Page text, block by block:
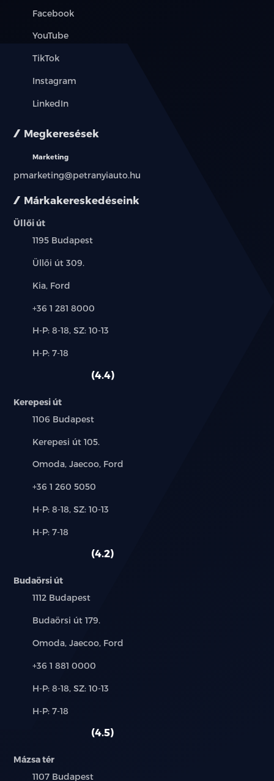
Márkakereskedéseink
Üllői út
Település:
1195 Budapest
Cím:
Üllői út 309.
Márkák:
Kia, Ford
Telefon:
+36 1 281 8000
Új-
használt
H-P: 8-18, SZ: 10-13
Alkatrész,
H-P: 7-18
4.4
Kerepesi út
Település:
1106 Budapest
Cím:
Kerepesi út 105.
Márkák:
Omoda, Jaecoo, Ford
Telefon:
+36 1 260 5050
Új-
használt
H-P: 8-18, SZ: 10-13
Alkatrész,
H-P: 7-18
4.2
Budaörsi út
Település:
1112 Budapest
Cím:
Budaörsi út 179.
Márkák:
Omoda, Jaecoo, Ford
Telefon:
+36 1 881 0000
Új-
használt
H-P: 8-18, SZ: 10-13
Alkatrész,
H-P: 7-18
4.5
Mázsa tér
Település:
1107 Budapest
Facebook
YouTube
TikTok
Instagram
LinkedIn
Megkeresések
Marketing
pmarketing@petranyiauto.hu